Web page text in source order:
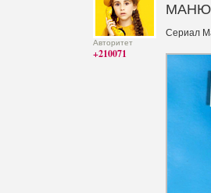
Авторитет
+210071
Сериал